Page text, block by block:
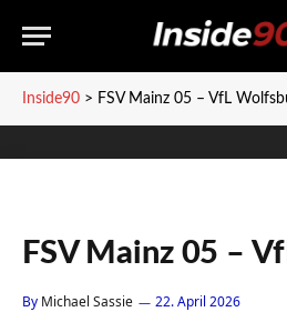
Inside90 > FSV Mainz 05 – VfL
FSV Mainz 05 –
By Michael Sassie 22. April 2026